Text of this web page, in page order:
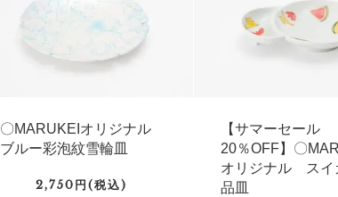
〇MARUKEIオリジナル
ブルー彩泡紋雪輪皿
2,750円(税込)
【サマーセール
20％OFF】〇
オリジナル ス
品皿